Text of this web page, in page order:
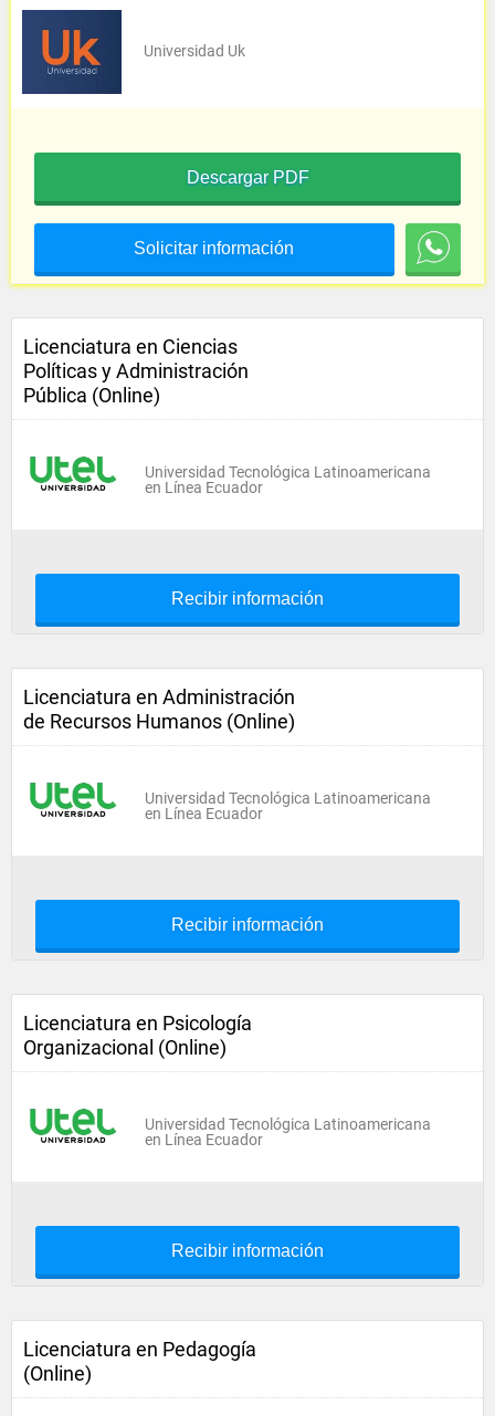
Universidad Uk
Descargar PDF
Solicitar información
Licenciatura en Ciencias
Políticas y Administración
Pública (Online)
Universidad Tecnológica Latinoamericana
en Línea Ecuador
Recibir información
Licenciatura en Administración
de Recursos Humanos (Online)
Universidad Tecnológica Latinoamericana
en Línea Ecuador
Recibir información
Licenciatura en Psicología
Organizacional (Online)
Universidad Tecnológica Latinoamericana
en Línea Ecuador
Recibir información
Licenciatura en Pedagogía
(Online)